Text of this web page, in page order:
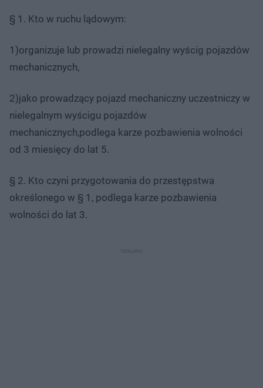
§ 1. Kto w ruchu lądowym:
1)organizuje lub prowadzi nielegalny wyścig pojazdów
mechanicznych,
2)jako prowadzący pojazd mechaniczny uczestniczy w
nielegalnym wyścigu pojazdów
mechanicznych,podlega karze pozbawienia wolności
od 3 miesięcy do lat 5.
§ 2. Kto czyni przygotowania do przestępstwa
określonego w § 1, podlega karze pozbawienia
wolności do lat 3.